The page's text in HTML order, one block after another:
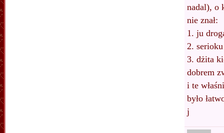
nadal), o
nie znał:
1. ju
2.
3. dżita
dobrem
i te
było
j